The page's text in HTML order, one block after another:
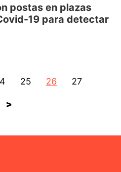
postas en plazas
19 para detectar
25 26 27
>